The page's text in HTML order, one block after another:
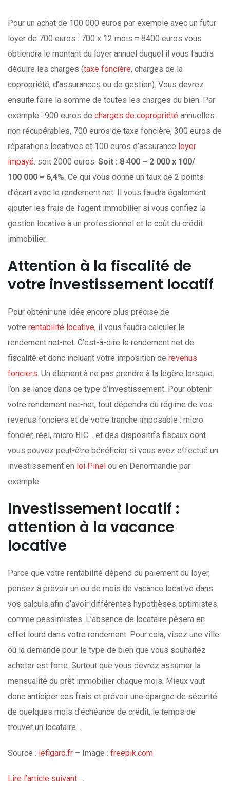
Pour un achat de 100 000 euros par exemple avec un futur
loyer de 700 euros : 700 x 12 mois = 8400 euros vous
obtiendra le montant du loyer annuel duquel il vous faudra
déduire les charges (taxe foncière, charges de la
copropriété, d’assurances ou de gestion). Vous devrez
ensuite faire la somme de toutes les charges du bien. Par
exemple : 900 euros de charges de copropriété annuelles
non récupérables, 700 euros de taxe foncière, 300 euros de
réparations locatives et 100 euros d’assurance loyer
impayé. soit 2000 euros. Soit : 8 400 – 2 000 x 100/
100 000 = 6,4%. Ce qui vous donne un taux de 2 points
d’écart avec le rendement net. Il vous faudra également
ajouter les frais de l’agent immobilier si vous confiez la
gestion locative à un professionnel et le coût du crédit
immobilier.
Attention à la fiscalité de
votre investissement locatif
Pour obtenir une idée encore plus précise de
votre rentabilité locative, il vous faudra calculer le
rendement net-net. C’est-à-dire le rendement net de
fiscalité et donc incluant votre imposition de revenus
fonciers. Un élément à ne pas prendre à la légère lorsque
l’on se lance dans ce type d’investissement. Pour obtenir
votre rendement net-net, tout dépendra du régime de vos
revenus fonciers et de votre tranche imposable : micro
foncier, réel, micro BIC… et des dispositifs fiscaux dont
vous pouvez peut-être bénéficier si vous avez effectué un
investissement en loi Pinel ou en Denormandie par
exemple.
Investissement locatif :
attention à la vacance
locative
Parce que votre rentabilité dépend du paiement du loyer,
pensez à prévoir un ou de mois de vacance locative dans
vos calculs afin d’avoir différentes hypothèses optimistes
comme pessimistes. L’absence de locataire pèsera en
effet lourd dans votre rendement. Pour cela, visez une ville
où la demande pour le type de bien que vous souhaitez
acheter est forte. Surtout que vous devrez assumer la
mensualité du prêt immobilier chaque mois. Mieux vaut
donc anticiper ces frais et prévoir une épargne de sécurité
de quelques mois d’échéance de crédit, le temps de
trouver un locataire…
Source : lefigaro.fr – Image : freepik.com
Lire l’article suivant …